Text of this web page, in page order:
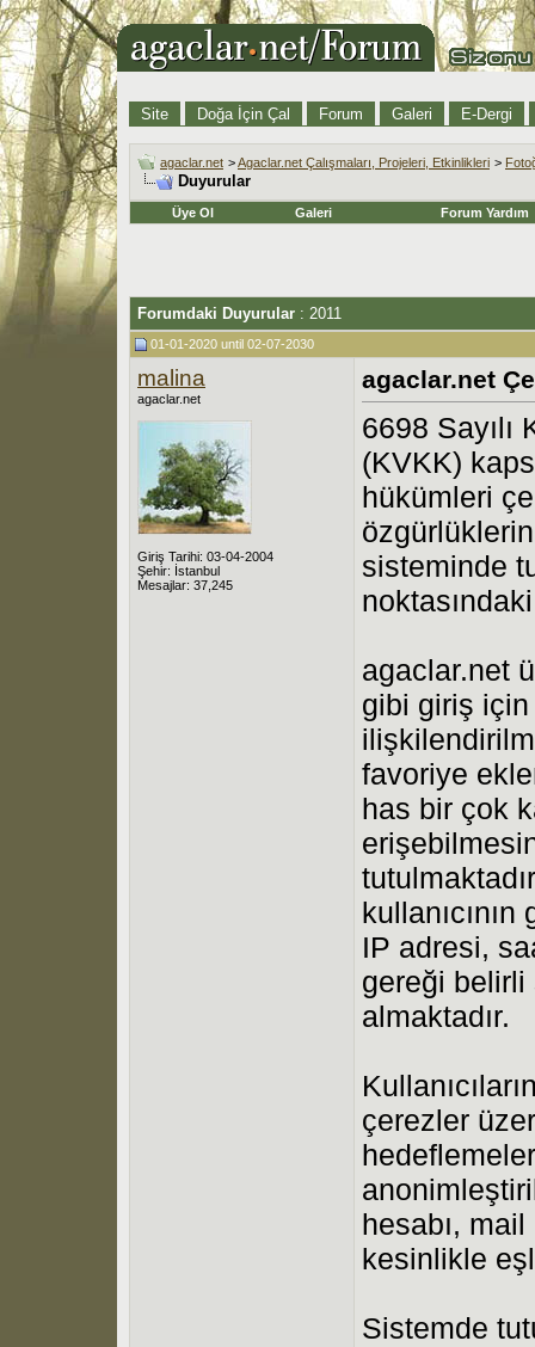
Site Doğa İçin Çal Forum Galeri E-Dergi
agaclar.net >Agaclar.net Çalışmaları, Projeleri, Etkinlikleri >
Duyurular
Üye Ol Galeri Forum Yardım
Forumdaki Duyurular : 2011
01-01-2020 until 02-07-2030
malina
agaclar.net
Giriş Tarihi: 03-04-2004
Şehir: İstanbul
Mesajlar: 37,245
agaclar.net
6698 Sayılı
(KVKK)
hükümleri
sisteminde
agaclar.net
gibi giriş için
favoriye
has bir çok
IP adresi,
gereği belirli
almaktadır.
çerezler
hesabı,
kesinlikle
Sistemde